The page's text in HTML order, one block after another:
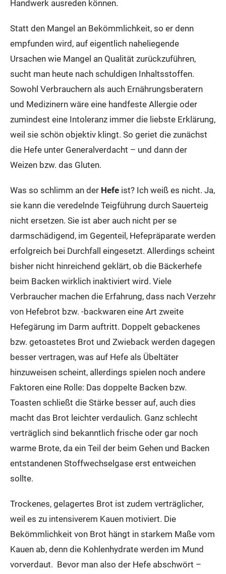
Handwerk ausreden können.
Statt den Mangel an Bekömmlichkeit, so er denn
empfunden wird, auf eigentlich naheliegende
Ursachen wie Mangel an Qualität zurückzuführen,
sucht man heute nach schuldigen Inhaltsstoffen.
Sowohl Verbrauchern als auch Ernährungsberatern
und Medizinern wäre eine handfeste Allergie oder
zumindest eine Intoleranz immer die liebste Erklärung,
weil sie schön objektiv klingt. So geriet die zunächst
die Hefe unter Generalverdacht – und dann der
Weizen bzw. das Gluten.
Was so schlimm an der Hefe ist? Ich weiß es nicht. Ja,
sie kann die veredelnde Teigführung durch Sauerteig
nicht ersetzen. Sie ist aber auch nicht per se
darmschädigend, im Gegenteil, Hefepräparate werden
erfolgreich bei Durchfall eingesetzt. Allerdings scheint
bisher nicht hinreichend geklärt, ob die Bäckerhefe
beim Backen wirklich inaktiviert wird. Viele
Verbraucher machen die Erfahrung, dass nach Verzehr
von Hefebrot bzw. -backwaren eine Art zweite
Hefegärung im Darm auftritt. Doppelt gebackenes
bzw. getoastetes Brot und Zwieback werden dagegen
besser vertragen, was auf Hefe als Übeltäter
hinzuweisen scheint, allerdings spielen noch andere
Faktoren eine Rolle: Das doppelte Backen bzw.
Toasten schließt die Stärke besser auf, auch dies
macht das Brot leichter verdaulich. Ganz schlecht
verträglich sind bekanntlich frische oder gar noch
warme Brote, da ein Teil der beim Gehen und Backen
entstandenen Stoffwechselgase erst entweichen
sollte.
Trockenes, gelagertes Brot ist zudem verträglicher,
weil es zu intensiverem Kauen motiviert. Die
Bekömmlichkeit von Brot hängt in starkem Maße vom
Kauen ab, denn die Kohlenhydrate werden im Mund
vorverdaut. Bevor man also der Hefe abschwört –